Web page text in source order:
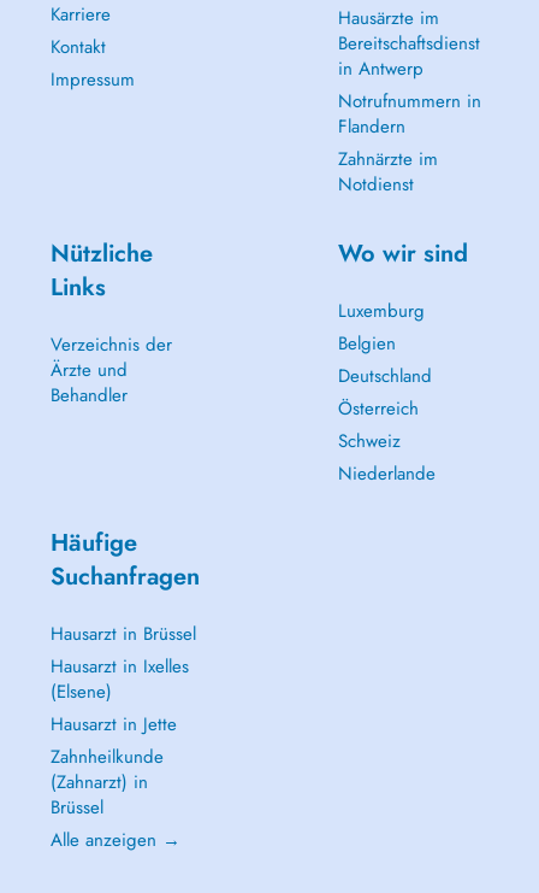
Karriere
Kontakt
Impressum
Hausärzte im
Bereitschaftsdienst
in Antwerp
Notrufnummern in
Flandern
Zahnärzte im
Notdienst
Nützliche
Links
Verzeichnis der
Ärzte und
Behandler
Wo wir sind
Luxemburg
Belgien
Deutschland
Österreich
Schweiz
Niederlande
Häufige
Suchanfragen
Hausarzt in Brüssel
Hausarzt in Ixelles
(Elsene)
Hausarzt in Jette
Zahnheilkunde
(Zahnarzt) in
Brüssel
Alle anzeigen →